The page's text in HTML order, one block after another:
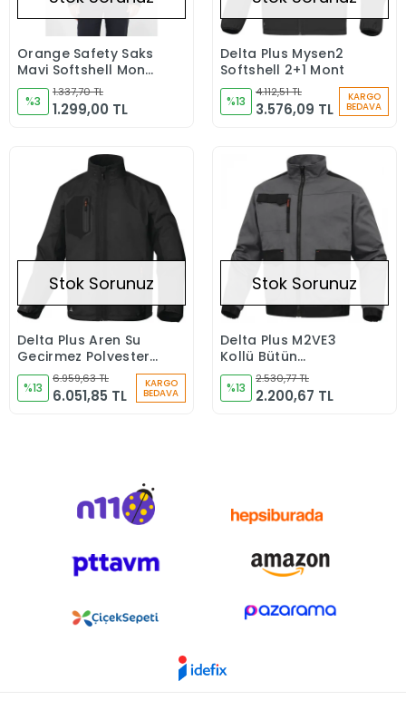
Stokta Yok
Orange Safety Saks
Mavi Softshell Mont
Kolları Çıkmalı
Reflektörlü
%3
1.337,70 TL
1.299,00 TL
Stokta Yok
Delta Plus Mysen2
Softshell 2+1 Mont
%13
4.112,51 TL
3.576,09 TL
KARGO
BEDAVA
Stokta Yok
Stok Sorunuz
Delta Plus Aren Su
Geçirmez Polyester
Işçi Montu
%13
6.959,63 TL
6.051,85 TL
KARGO
BEDAVA
Stokta Yok
Stok Sorunuz
Delta Plus M2VE3
Kollü Bütün
Polyester Ceket
%13
2.530,77 TL
2.200,67 TL